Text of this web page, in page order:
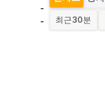
-
- 최근30분